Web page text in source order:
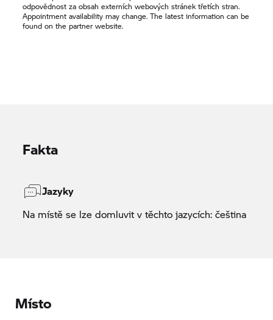
odpovědnost za obsah externích webových stránek třetích stran.
Appointment availability may change. The latest information can be
found on the partner website.
Fakta
Jazyky
Na místě se lze domluvit v těchto jazycích: čeština
Místo